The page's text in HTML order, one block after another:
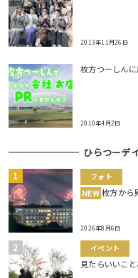
2013年11月26日
枚方つーしん
2010年4月2日
ひらつーデ
フォト
NEW 枚方から
2026年8月6日
イベント
見たらいいこ